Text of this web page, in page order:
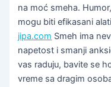
na moć smeha.
mogu biti efikasani
jipa.com Smeh ima
napetost i smanji
vas raduju, bavite se
vreme sa dragim